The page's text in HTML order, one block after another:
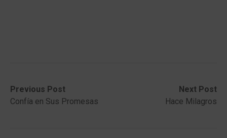
Post
navigation
Previous Post
Previous
post:Confía en Sus Promesas
Next Post
Next
post:
Hace Milagros